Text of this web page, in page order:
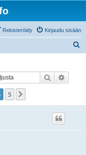
Kirjaudu sisään
Rekisteröidy
Etsi
5